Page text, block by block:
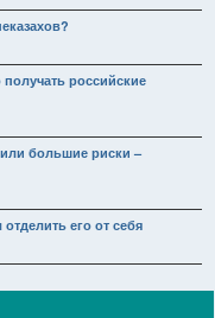
российские
или большие риски –
его от себя